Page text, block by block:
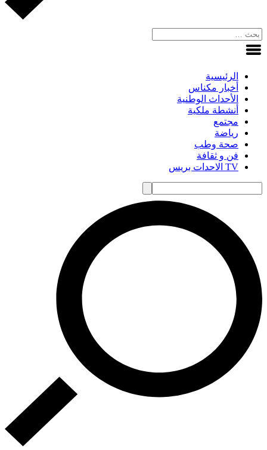
الرئيسية
أخبار مكناس
الأحداث الوطنية
أنشطة ملكية
مجتمع
رياضة
صحة وطب
فن و ثقافة
TV الاحدات بريس